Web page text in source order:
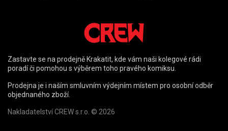
Zastavte se na prodejně Krakatit, kde vám naši kolegové rádi
poradí či pomohou s výběrem toho pravého komiksu.
Prodejna je i naším smluvním výdejním místem pro osobní odběr
objednaného zboží.
Nakladatelství CREW s.r.o. © 2026